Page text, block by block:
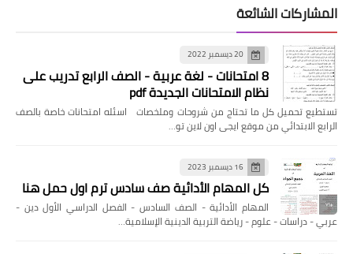
المشاركات الشائعة
20 ديسمبر 2022
8 امتحانات - لغة عربية - الصف الرابع تدريب على
نظام الامتحانات الجديدة pdf
تستطيع تحميل كل ما تحتاج من شروحات وملخصات اسئله امتحانات خاصة بالصف
الرابع الابتدائي من موقع ايجى اون لاين تو…
16 ديسمبر 2023
كل المهام الأدائية صف سادس ترم اول حمل هنا
المهام الأدائية - الصف السادس - الفصل الدراسي الأول دين -
عربي - دراسات - علوم - رياضة التربية الدينية الإسلامية…